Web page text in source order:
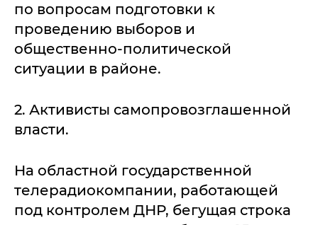
по вопросам подготовки к
проведению выборов и
общественно-политической
ситуации в районе.
2. Активисты самопровозглашенной
власти.
На областной государственной
телерадиокомпании, работающей
под контролем ДНР, бегущая строка